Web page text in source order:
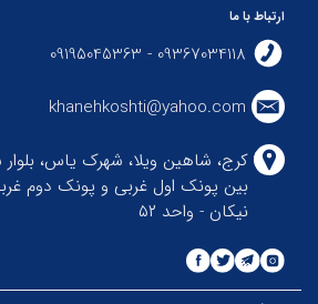
ارتباط با ما
09367034118 - 09195045363
khanehkoshti@yahoo.com
کرج، شاهین ویلا، شهرک یاس، بلوار
بین پونک اول غربی و پونک دوم
نیکان - واحد ۵۲